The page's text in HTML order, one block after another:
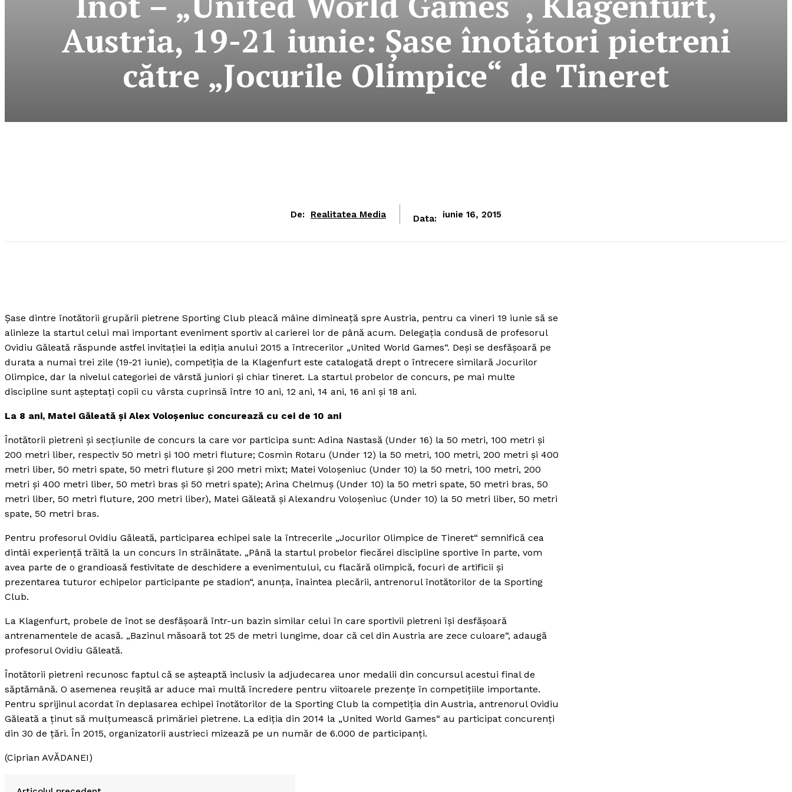
Austria, 19-21 iunie: Şase înotători pietreni
către „Jocurile Olimpice“ de Tineret
De: Realitatea Media Data: iunie 16, 2015
Şase dintre înotătorii grupării pietrene Sporting Club pleacă mâine dimineaţă spre Austria, pentru ca vineri 19 iunie să se
alinieze la startul celui mai important eveniment sportiv al carierei lor de până acum. Delegaţia condusă de profesorul
Ovidiu Găleată răspunde astfel invitaţiei la ediţia anului 2015 a întrecerilor „United World Games“. Deşi se desfăşoară pe
durata a numai trei zile (19-21 iunie), competiţia de la Klagenfurt este catalogată drept o întrecere similară Jocurilor
Olimpice, dar la nivelul categoriei de vârstă juniori şi chiar tineret. La startul probelor de concurs, pe mai multe
discipline sunt aşteptaţi copii cu vârsta cuprinsă între 10 ani, 12 ani, 14 ani, 16 ani şi 18 ani.
La 8 ani, Matei Găleată şi Alex Voloşeniuc concurează cu cei de 10 ani
Înotătorii pietreni şi secţiunile de concurs la care vor participa sunt: Adina Nastasă (Under 16) la 50 metri, 100 metri şi
200 metri liber, respectiv 50 metri şi 100 metri fluture; Cosmin Rotaru (Under 12) la 50 metri, 100 metri, 200 metri şi 400
metri liber, 50 metri spate, 50 metri fluture şi 200 metri mixt; Matei Voloşeniuc (Under 10) la 50 metri, 100 metri, 200
metri şi 400 metri liber, 50 metri bras şi 50 metri spate); Arina Chelmuş (Under 10) la 50 metri spate, 50 metri bras, 50
metri liber, 50 metri fluture, 200 metri liber), Matei Găleată şi Alexandru Voloşeniuc (Under 10) la 50 metri liber, 50 metri
spate, 50 metri bras.
Pentru profesorul Ovidiu Găleată, participarea echipei sale la întrecerile „Jocurilor Olimpice de Tineret“ semnifică cea
dintâi experienţă trăită la un concurs în străinătate. „Până la startul probelor fiecărei discipline sportive în parte, vom
avea parte de o grandioasă festivitate de deschidere a evenimentului, cu flacără olimpică, focuri de artificii şi
prezentarea tuturor echipelor participante pe stadion“, anunţa, înaintea plecării, antrenorul înotătorilor de la Sporting
Club.
La Klagenfurt, probele de înot se desfăşoară într-un bazin similar celui în care sportivii pietreni îşi desfăşoară
antrenamentele de acasă. „Bazinul măsoară tot 25 de metri lungime, doar că cel din Austria are zece culoare“, adaugă
profesorul Ovidiu Găleată.
Înotătorii pietreni recunosc faptul că se aşteaptă inclusiv la adjudecarea unor medalii din concursul acestui final de
săptămână. O asemenea reuşită ar aduce mai multă încredere pentru viitoarele prezenţe în competiţiile importante.
Pentru sprijinul acordat în deplasarea echipei înotătorilor de la Sporting Club la competiţia din Austria, antrenorul Ovidiu
Găleată a ţinut să mulţumească primăriei pietrene. La ediţia din 2014 la „United World Games“ au participat concurenţi
din 30 de ţări. În 2015, organizatorii austrieci mizează pe un număr de 6.000 de participanţi.
(Ciprian AVĂDANEI)